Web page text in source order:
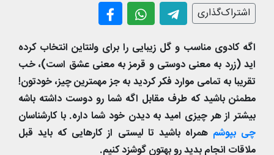
اشتراک‌گذاری
اگه کادوی مناسب و گل زیبایی را برای ولنتاین انتخاب کرده
اید (زرد به معنی دوستی و قرمز به معنی عشق است)، خب
تقریبا به تمامی موارد فکر کردید به جز مهمترین چیز، خودتون!
مطمئن باشید که طرف مقابل اگه شما رو دوست داشته باشه
بیشتر از هر چیزی امید به دیدن خود شما داره. با کارشناسان
چی بپوشم همراه باشید تا لیستی از کارهایی که باید قبل
ملاقات انجام بدید رو بهتون گوشزد کنیم.